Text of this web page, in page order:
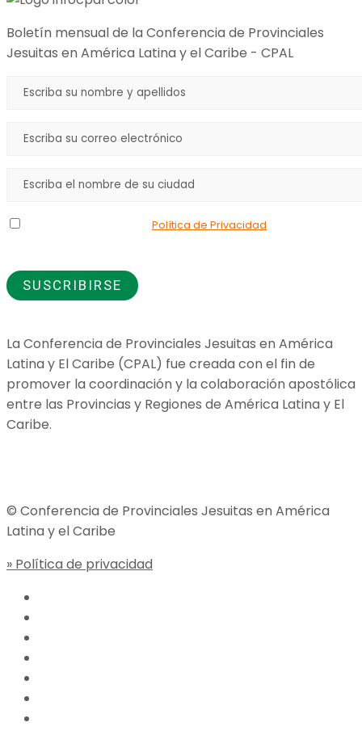
Boletín mensual de la Conferencia de Provinciales
Jesuitas en América Latina y el Caribe - CPAL
Política de Privacidad
La Conferencia de Provinciales Jesuitas en América
Latina y El Caribe (CPAL) fue creada con el fin de
promover la coordinación y la colaboración apostólica
entre las Provincias y Regiones de América Latina y El
Caribe.
© Conferencia de Provinciales Jesuitas en América
Latina y el Caribe
» Política de privacidad